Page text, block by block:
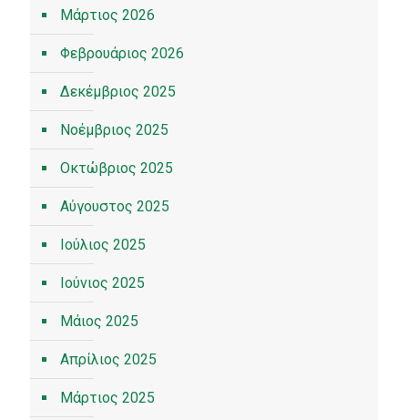
Μάρτιος 2026
Φεβρουάριος 2026
Δεκέμβριος 2025
Νοέμβριος 2025
Οκτώβριος 2025
Αύγουστος 2025
Ιούλιος 2025
Ιούνιος 2025
Μάιος 2025
Απρίλιος 2025
Μάρτιος 2025